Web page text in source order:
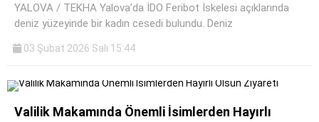
YALOVA / TEKHA Yalova’da İDO Feribot İskelesi açıklarında
deniz yüzeyinde bir kadın cesedi bulundu. Deniz
03 Şubat 2026 Salı 15:44
Valilik Makamında Önemli İsimlerden Hayırlı